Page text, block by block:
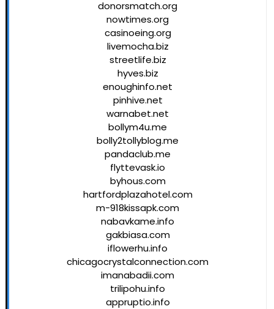
donorsmatch.org
nowtimes.org
casinoeing.org
livemocha.biz
streetlife.biz
hyves.biz
enoughinfo.net
pinhive.net
warnabet.net
bollym4u.me
bolly2tollyblog.me
pandaclub.me
flyttevask.io
byhous.com
hartfordplazahotel.com
m-918kissapk.com
nabavkame.info
gakbiasa.com
iflowerhu.info
chicagocrystalconnection.com
imanabadii.com
trilipohu.info
appruptio.info